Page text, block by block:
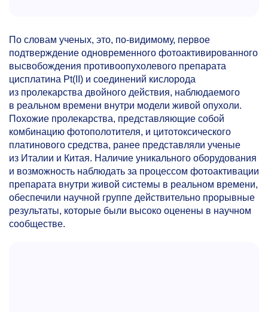
По словам ученых, это, по-видимому, первое
подтверждение одновременного фотоактивированного
высвобождения противоопухолевого препарата
цисплатина Pt(II) и соединений кислорода
из пролекарства двойного действия, наблюдаемого
в реальном времени внутри модели живой опухоли.
Похожие пролекарства, представляющие собой
комбинацию фотополотителя, и цитотоксического
платинового средства, ранее представляли ученые
из Италии и Китая. Наличие уникального оборудования
и возможность наблюдать за процессом фотоактивации
препарата внутри живой системы в реальном времени,
обеспечили научной группе действительно прорывные
результаты, которые были высоко оценены в научном
сообществе.